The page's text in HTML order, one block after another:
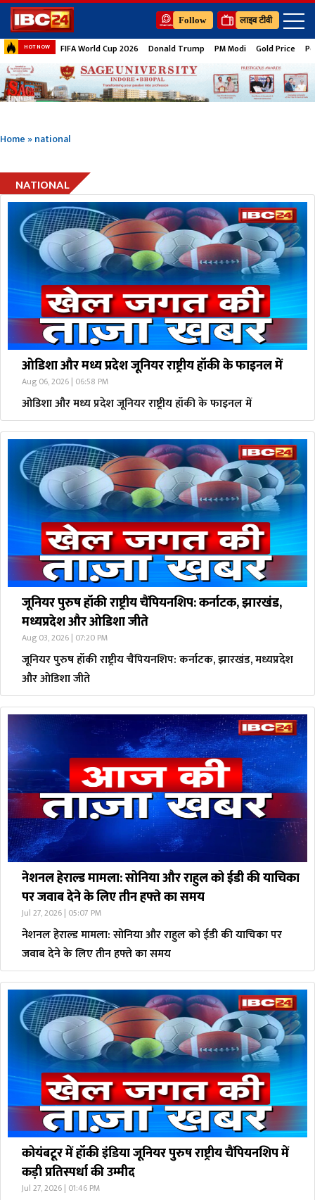
Follow लाइव टीवी
HOT NOW FIFA World Cup 2026 Donald Trump PM Modi Gold Price
Home»national
NATIONAL
ओडिशा और मध्य प्रदेश जूनियर राष्ट्रीय हॉकी के फाइनल में
Aug 06, 2026 | 06:58 PM
ओडिशा और मध्य प्रदेश जूनियर राष्ट्रीय हॉकी के फाइनल में
जूनियर पुरुष हॉकी राष्ट्रीय चैंपियनशिप: कर्नाटक, झारखंड,
मध्यप्रदेश और ओडिशा जीते
Aug 03, 2026 | 07:20 PM
जूनियर पुरुष हॉकी राष्ट्रीय चैंपियनशिप: कर्नाटक, झारखंड, मध्यप्रदेश
और ओडिशा जीते
नेशनल हेराल्ड मामला: सोनिया और राहुल को ईडी की याचिका
पर जवाब देने के लिए तीन हफ्ते का समय
Jul 27, 2026 | 05:07 PM
नेशनल हेराल्ड मामला: सोनिया और राहुल को ईडी की याचिका पर
जवाब देने के लिए तीन हफ्ते का समय
कोयंबटूर में हॉकी इंडिया जूनियर पुरुष राष्ट्रीय चैंपियनशिप में
कड़ी प्रतिस्पर्धा की उम्मीद
Jul 27, 2026 | 01:46 PM